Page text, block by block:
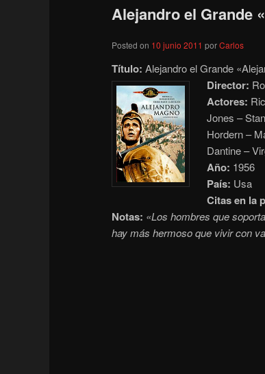
Alejandro el Grande
Posted on 10 junio 2011 porCarlos
Título: Alejandro el Grande
Director:
Actores:
Jones –
Hordern –
Dantine –
Año: 1956
País: Usa
Citas en la
Notas: «Los hombres que
hay más hermoso que vivir con